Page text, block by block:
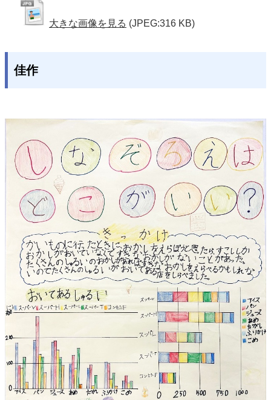
大きな画像を見る (JPEG:316 KB)
佳作